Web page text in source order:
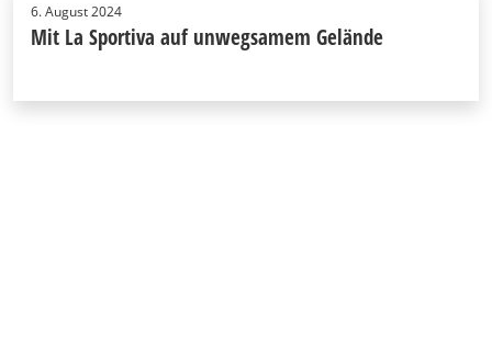
6. August 2024
Mit La Sportiva auf unwegsamem Gelände